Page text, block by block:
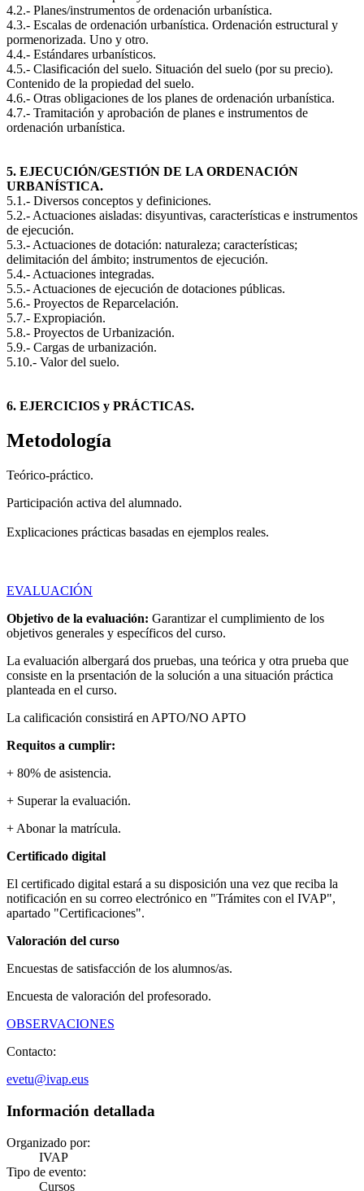
4.2.- Planes/instrumentos de ordenación urbanística.
4.3.- Escalas de ordenación urbanística. Ordenación estructural y
pormenorizada. Uno y otro.
4.4.- Estándares urbanísticos.
4.5.- Clasificación del suelo. Situación del suelo (por su precio).
Contenido de la propiedad del suelo.
4.6.- Otras obligaciones de los planes de ordenación urbanística.
4.7.- Tramitación y aprobación de planes e instrumentos de
ordenación urbanística.
5. EJECUCIÓN/GESTIÓN DE LA ORDENACIÓN
URBANÍSTICA.
5.1.- Diversos conceptos y definiciones.
5.2.- Actuaciones aisladas: disyuntivas, características e instrumentos
de ejecución.
5.3.- Actuaciones de dotación: naturaleza; características;
delimitación del ámbito; instrumentos de ejecución.
5.4.- Actuaciones integradas.
5.5.- Actuaciones de ejecución de dotaciones públicas.
5.6.- Proyectos de Reparcelación.
5.7.- Expropiación.
5.8.- Proyectos de Urbanización.
5.9.- Cargas de urbanización.
5.10.- Valor del suelo.
6. EJERCICIOS y PRÁCTICAS.
Metodología
Teórico-práctico.
Participación activa del alumnado.
Explicaciones prácticas basadas en ejemplos reales.
EVALUACIÓN
Objetivo de la evaluación: Garantizar el cumplimiento de los
objetivos generales y específicos del curso.
La evaluación albergará dos pruebas, una teórica y otra prueba que
consiste en la prsentación de la solución a una situación práctica
planteada en el curso.
La calificación consistirá en APTO/NO APTO
Requitos a cumplir:
+ 80% de asistencia.
+ Superar la evaluación.
+ Abonar la matrícula.
Certificado digital
El certificado digital estará a su disposición una vez que reciba la
notificación en su correo electrónico en "Trámites con el IVAP",
apartado "Certificaciones".
Valoración del curso
Encuestas de satisfacción de los alumnos/as.
Encuesta de valoración del profesorado.
OBSERVACIONES
Contacto:
evetu@ivap.eus
Información detallada
Organizado por:
IVAP
Tipo de evento:
Cursos